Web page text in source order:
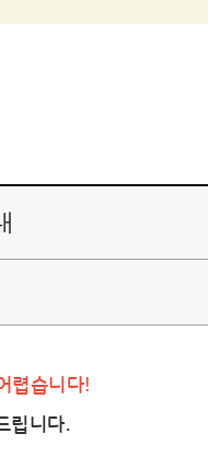
렵습니다!
립니다.